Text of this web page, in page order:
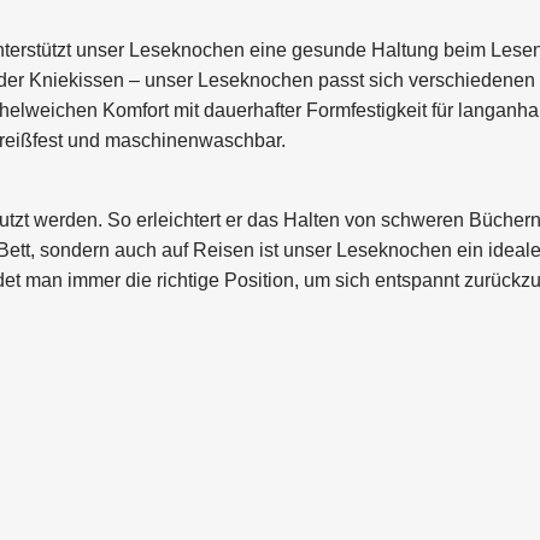
unser Leseknochen eine gesunde Haltung beim
Kniekissen – unser Leseknochen passt sich
Komfort mit dauerhafter Formfestigkeit für
und maschinenwaschbar.
werden. So erleichtert er das Halten von schweren
sondern auch auf Reisen ist unser Leseknochen ein
man immer die richtige Position, um sich entspannt